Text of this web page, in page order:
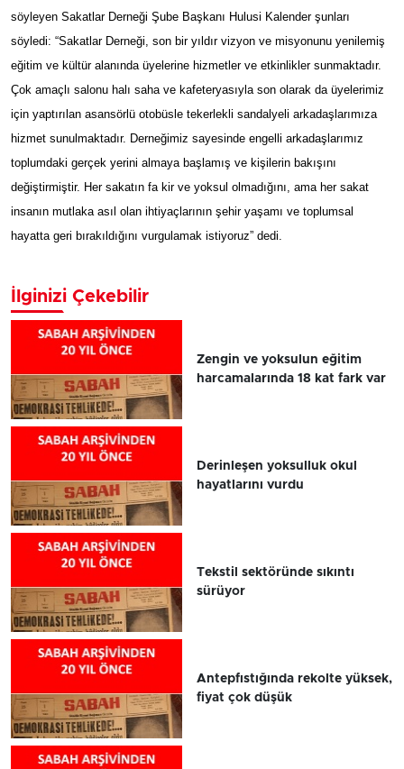
söyleyen Sakatlar Derneği Şube Başkanı Hulusi Kalender şunları
söyledi: “Sakatlar Derneği, son bir yıldır vizyon ve misyonunu yenilemiş
eğitim ve kültür alanında üyelerine hizmetler ve etkinlikler sunmaktadır.
Çok amaçlı salonu halı saha ve kafeteryasıyla son olarak da üyelerimiz
için yaptırılan asansörlü otobüsle tekerlekli sandalyeli arkadaşlarımıza
hizmet sunulmaktadır. Derneğimiz sayesinde engelli arkadaşlarımız
toplumdaki gerçek yerini almaya başlamış ve kişilerin bakışını
değiştirmiştir. Her sakatın fa kir ve yoksul olmadığını, ama her sakat
insanın mutlaka asıl olan ihtiyaçlarının şehir yaşamı ve toplumsal
hayatta geri bırakıldığını vurgulamak istiyoruz” dedi.
İlginizi Çekebilir
Zengin ve yoksulun eğitim
harcamalarında 18 kat fark var
Derinleşen yoksulluk okul
hayatlarını vurdu
Tekstil sektöründe sıkıntı
sürüyor
Antepfıstığında rekolte yüksek,
fiyat çok düşük